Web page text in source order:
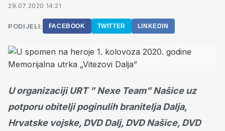
29.07.2020 14:21
PODIJELI: FACEBOOK TWITTER LINKEDIN
U organizaciji URT ” Nexe Team” Našice uz
potporu obitelji poginulih branitelja Dalja,
Hrvatske vojske, DVD Dalj, DVD Našice, DVD